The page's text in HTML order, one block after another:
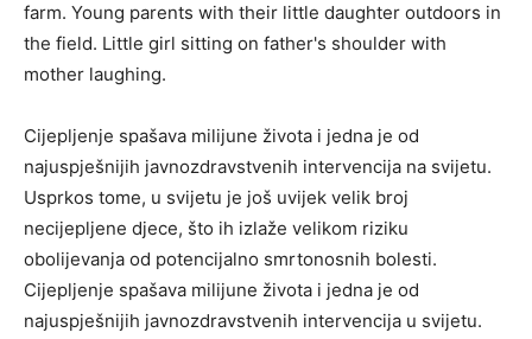
Cijepljenje spašava milijune života i jedna je od
najuspješnijih javnozdravstvenih intervencija na svijetu.
Usprkos tome, u svijetu je još uvijek velik broj
necijepljene djece, što ih izlaže velikom riziku
obolijevanja od potencijalno smrtonosnih bolesti.
Cijepljenje spašava milijune života i jedna je od
najuspješnijih javnozdravstvenih intervencija u svijetu.